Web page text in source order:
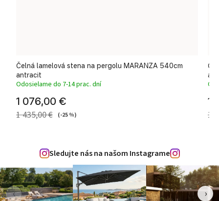
Čelná lamelová stena na pergolu MARANZA 540cm
antracit
Odosielame do 7-14 prac. dní
1 076,00 €
1 435,00 €
(-25 %)
1
1
Sledujte nás na našom Instagrame
‹ ›